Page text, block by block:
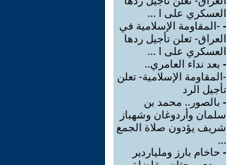
العسكري على ا ...
- -المقاومة الإسلامية في
العراق- تعلن تأجيل ردها
العسكري على ا ...
- بعد نداء العامري..
-المقاومة الإسلامية- تعلن
تأجيل الرد
- بالصور.. محمد بن
سلمان وأردوغان وشهباز
شريف يؤدون صلاة الجمع
...
- حاخام بارز وملياردير